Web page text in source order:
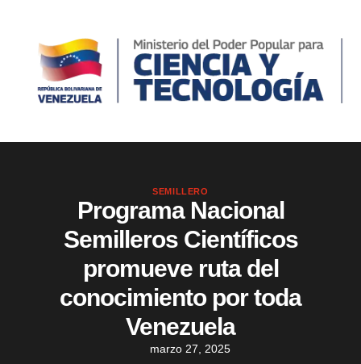
SEMILLERO
Programa Nacional
Semilleros Científicos
promueve ruta del
conocimiento por toda
Venezuela
marzo 27, 2025